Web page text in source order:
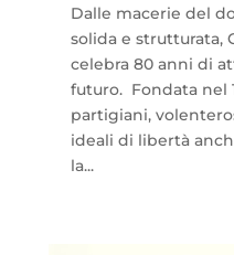
Dalle macerie del
solida e strutturata,
celebra 80 anni di
futuro. Fondata nel
partigiani,
ideali di libertà
la...